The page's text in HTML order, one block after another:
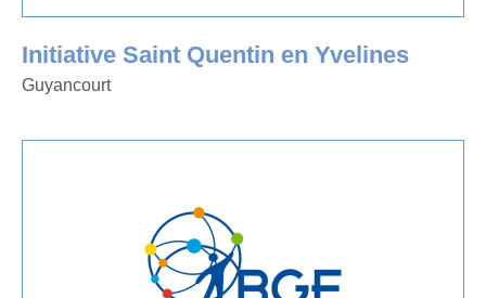
Initiative Saint Quentin en Yvelines
Guyancourt